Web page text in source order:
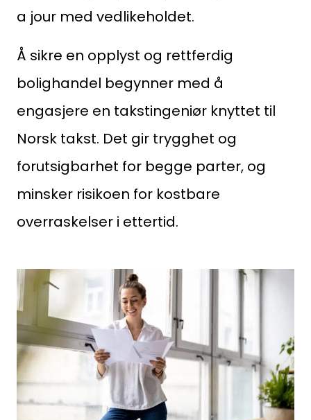
Kompetanse
Forbruker
Aktuelt
Om Norsk takst
22 08 76 00
Besøksadresse:
Klingenberggt. 7A, 0161 Oslo
Postadresse:
Pb. 1516 Vika, 0117 OSLO
a jour med vedlikeholdet.
Å sikre en opplyst og rettferdig
bolighandel begynner med å
engasjere en takstingeniør knyttet til
Norsk takst. Det gir trygghet og
forutsigbarhet for begge parter, og
minsker risikoen for kostbare
overraskelser i ettertid.